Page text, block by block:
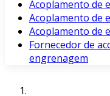
Acoplamento de
Acoplamento de
Acoplamento de
Fornecedor de
engrenagem